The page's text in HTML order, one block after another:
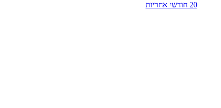
20 חודשי אחריות